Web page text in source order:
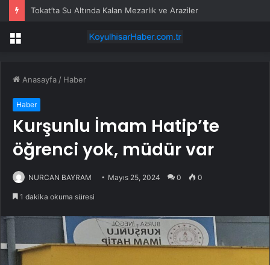
Tokat’ta Su Altında Kalan Mezarlık ve Araziler
Menü
Anasayfa / Haber
Haber
Kurşunlu İmam Hatip’te
öğrenci yok, müdür var
NURCAN BAYRAM Mayıs 25, 2024 0 0
1 dakika okuma süresi